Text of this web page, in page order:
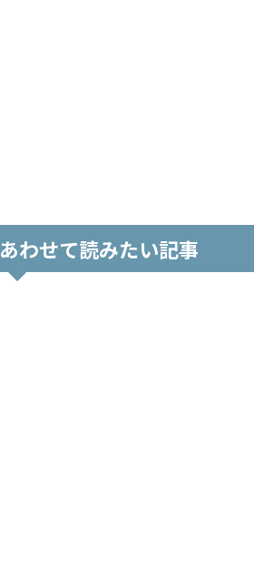
あわせて読みたい記事